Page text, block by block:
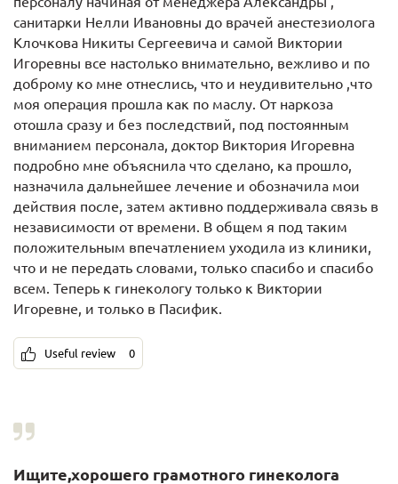
санитарки Нелли Ивановны до врачей анестезиолога
Клочкова Никиты Сергеевича и самой Виктории
Игоревны все настолько внимательно, вежливо и по
доброму ко мне отнеслись, что и неудивительно ,что
моя операция прошла как по маслу. От наркоза
отошла сразу и без последствий, под постоянным
вниманием персонала, доктор Виктория Игоревна
подробно мне объяснила что сделано, ка прошло,
назначила дальнейшее лечение и обозначила мои
действия после, затем активно поддерживала связь в
независимости от времени. В общем я под таким
положительным впечатлением уходила из клиники,
что и не передать словами, только спасибо и спасибо
всем. Теперь к гинекологу только к Виктории
Игоревне, и только в Пасифик.
Useful review 0
Ищите,хорошего грамотного гинеколога